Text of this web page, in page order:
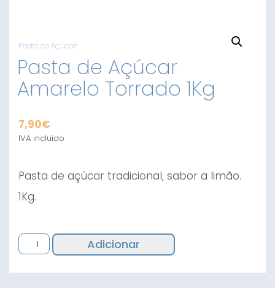
Pasta de Açúcar
Pasta de Açúcar
Amarelo Torrado 1Kg
7,90€
IVA incluído
Pasta de açúcar tradicional, sabor a limão.
1Kg.
Quantidade
de
de
Adicionar